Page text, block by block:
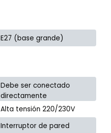
E27 (base grande)
Debe ser conectado
directamente
Alta tensión 220/230V
Interruptor de pared